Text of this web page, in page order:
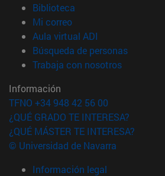
Biblioteca
Mi correo(abre en nueva
Aula virtual ADI
Búsqueda de personas(abre en
Trabaja con nosotros(abre en
Información
TFNO +34 948 42 56 00
¿QUÉ GRADO TE INTERESA?
¿QUÉ MÁSTER TE INTERESA?
© Universidad de Navarra
Información legal